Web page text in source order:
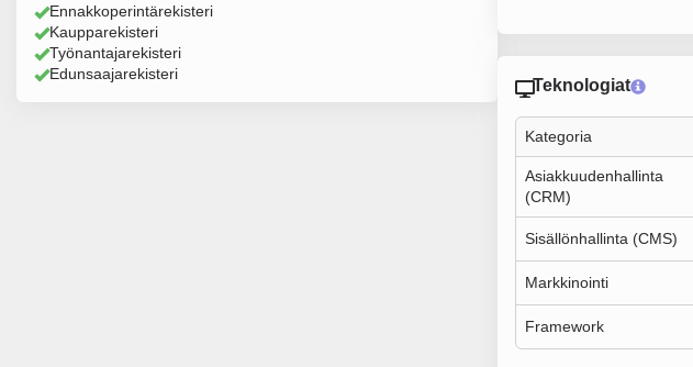
Ennakkoperintärekisteri
Kaupparekisteri
Työnantajarekisteri
Edunsaajarekisteri
Teknologiat
Kategoria
Asiakkuudenhallinta
(CRM)
Sisällönhallinta (CMS)
Markkinointi
Framework